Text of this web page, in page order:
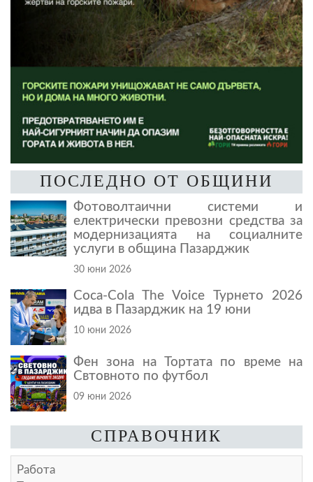
ПОСЛЕДНО ОТ ОБЩИНИ
Фотоволтаични системи и
електрически превозни средства за
модернизацията на социалните
услуги в община Пазарджик
30 юни 2026
Coca-Cola The Voice Турнето 2026
идва в Пазарджик на 19 юни
10 юни 2026
Фен зона на Тортата по време на
Свтовното по футбол
09 юни 2026
СПРАВОЧНИК
Работа